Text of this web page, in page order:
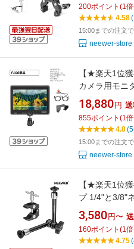
ートバイ/自転
SmallRig
200ポイント (1
4.58
15:00までの注文で
neewer-store
【★楽天1位
カメラ用モニ
IPS 1280x800
とミニボール
ルドスタビラ
18,880 円
855ポイント (1
4.8
15:00までの注文で
neewer-store
【★楽天1位
プ 1/4"と3/8"
マジックアー
1.5kg フラッ
ター、ケージ
3,580 円〜
160ポイント (1
4.75